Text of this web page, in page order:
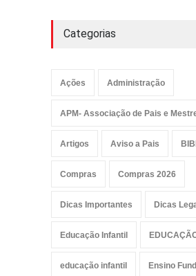
Categorias
Ações Administração
APM- Associação de Pais e
Artigos Aviso a Pais
Compras Compras 2026
Dicas Importantes Dicas
Educação Infantil
educação infantil Ensino